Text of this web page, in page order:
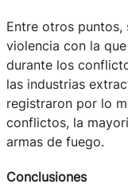
Entre otros puntos,
violencia con la
durante los
las industrias
registraron por lo
conflictos, la
armas de fuego.
Conclusiones